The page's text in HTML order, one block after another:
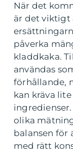
När det
är det viktigt
påverka
kladdkaka.
användas
förhållande,
kan kräva
olika
balansen för
med rätt